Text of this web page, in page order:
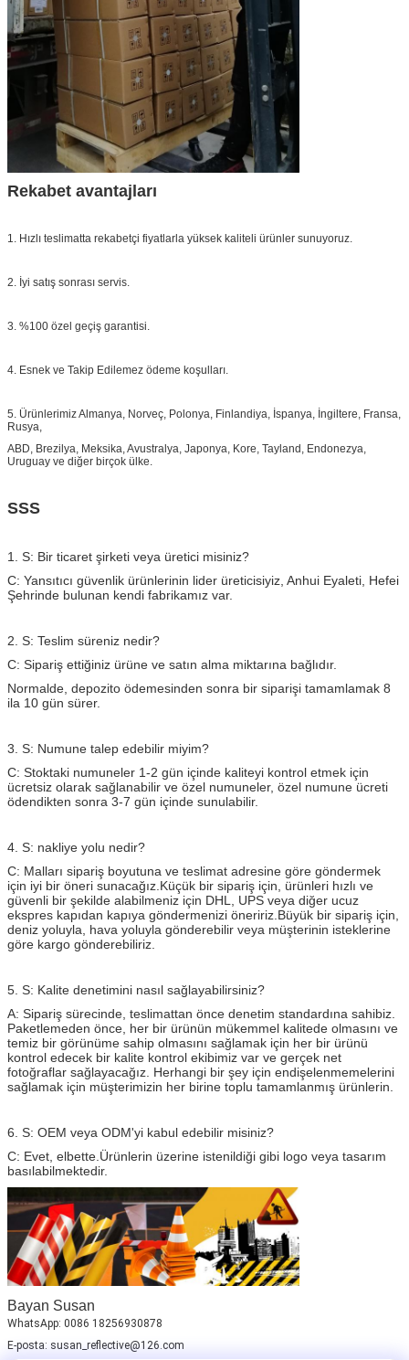
Rekabet avantajları
1. Hızlı teslimatta rekabetçi fiyatlarla yüksek kaliteli ürünler sunuyoruz.
2. İyi satış sonrası servis.
3. %100 özel geçiş garantisi.
4. Esnek ve Takip Edilemez ödeme koşulları.
5. Ürünlerimiz Almanya, Norveç, Polonya, Finlandiya, İspanya, İngiltere, Fransa,
Rusya,
ABD, Brezilya, Meksika, Avustralya, Japonya, Kore, Tayland, Endonezya,
Uruguay ve diğer birçok ülke.
SSS
1. S: Bir ticaret şirketi veya üretici misiniz?
C: Yansıtıcı güvenlik ürünlerinin lider üreticisiyiz, Anhui Eyaleti, Hefei
Şehrinde bulunan kendi fabrikamız var.
2. S: Teslim süreniz nedir?
C: Sipariş ettiğiniz ürüne ve satın alma miktarına bağlıdır.
Normalde, depozito ödemesinden sonra bir siparişi tamamlamak 8
ila 10 gün sürer.
3. S: Numune talep edebilir miyim?
C: Stoktaki numuneler 1-2 gün içinde kaliteyi kontrol etmek için
ücretsiz olarak sağlanabilir ve özel numuneler, özel numune ücreti
ödendikten sonra 3-7 gün içinde sunulabilir.
4. S: nakliye yolu nedir?
C: Malları sipariş boyutuna ve teslimat adresine göre göndermek
için iyi bir öneri sunacağız.Küçük bir sipariş için, ürünleri hızlı ve
güvenli bir şekilde alabilmeniz için DHL, UPS veya diğer ucuz
ekspres kapıdan kapıya göndermenizi öneririz.Büyük bir sipariş için,
deniz yoluyla, hava yoluyla gönderebilir veya müşterinin isteklerine
göre kargo gönderebiliriz.
5. S: Kalite denetimini nasıl sağlayabilirsiniz?
A: Sipariş sürecinde, teslimattan önce denetim standardına sahibiz.
Paketlemeden önce, her bir ürünün mükemmel kalitede olmasını ve
temiz bir görünüme sahip olmasını sağlamak için her bir ürünü
kontrol edecek bir kalite kontrol ekibimiz var ve gerçek net
fotoğraflar sağlayacağız. Herhangi bir şey için endişelenmemelerini
sağlamak için müşterimizin her birine toplu tamamlanmış ürünlerin.
6. S: OEM veya ODM'yi kabul edebilir misiniz?
C: Evet, elbette.Ürünlerin üzerine istenildiği gibi logo veya tasarım
basılabilmektedir.
Bayan Susan
WhatsApp: 0086 18256930878
E-posta: susan_reflective@126.com